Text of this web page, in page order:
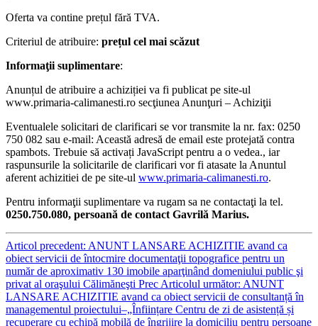
Oferta va contine prețul fără TVA.
Criteriul de atribuire: prețul cel mai scăzut
Informaţii suplimentare:
Anunțul de atribuire a achiziției va fi publicat pe site-ul
www.primaria-calimanesti.ro secţiunea Anunţuri – Achiziţii
Eventualele solicitari de clarificari se vor transmite la nr. fax: 0250
750 082 sau e-mail: Această adresă de email este protejată contra
spambots. Trebuie să activați JavaScript pentru a o vedea., iar
raspunsurile la solicitarile de clarificari vor fi atasate la Anuntul
aferent achizitiei de pe site-ul www.primaria-calimanesti.ro.
Pentru informaţii suplimentare va rugam sa ne contactaţi la tel.
0250.750.080, persoană de contact Gavrilă Marius.
Articol precedent: ANUNT LANSARE ACHIZITIE avand ca
obiect servicii de întocmire documentaţii topografice pentru un
număr de aproximativ 130 imobile aparţinând domeniului public şi
privat al oraşului Călimăneşti Prec Articolul următor: ANUNT
LANSARE ACHIZITIE avand ca obiect servicii de consultanță în
managementul proiectului–„Înființare Centru de zi de asistență și
recuperare cu echipă mobilă de îngrijire la domiciliu pentru persoane